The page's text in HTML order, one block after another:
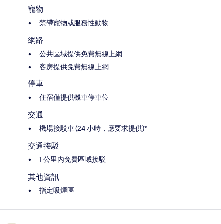
寵物
禁帶寵物或服務性動物
網路
公共區域提供免費無線上網
客房提供免費無線上網
停車
住宿僅提供機車停車位
交通
機場接駁車 (24 小時，應要求提供)*
交通接駁
1 公里內免費區域接駁
其他資訊
指定吸煙區